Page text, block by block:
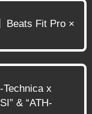
Beats Fit Pro ×
Technica x
& “ATH-